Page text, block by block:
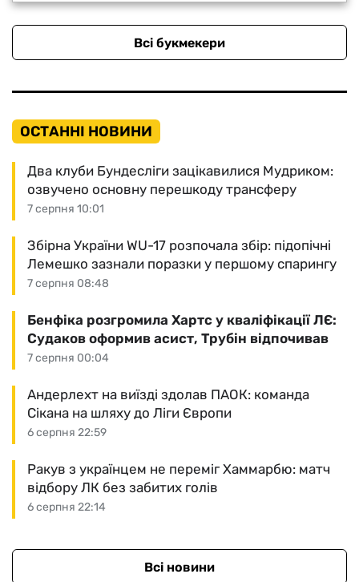
Всі букмекери
ОСТАННІ НОВИНИ
7 серпня 10:01
Два клуби Бундесліги зацікавилися Мудриком:
озвучено основну перешкоду трансферу
7 серпня 08:48
Збірна України WU-17 розпочала збір: підопічні
Лемешко зазнали поразки у першому спарингу
7 серпня 00:04
Бенфіка розгромила Хартс у кваліфікації ЛЄ:
Судаков оформив асист, Трубін відпочивав
6 серпня 22:59
Андерлехт на виїзді здолав ПАОК: команда
Сікана на шляху до Ліги Європи
6 серпня 22:14
Ракув з українцем не переміг Хаммарбю: матч
відбору ЛК без забитих голів
Всі новини